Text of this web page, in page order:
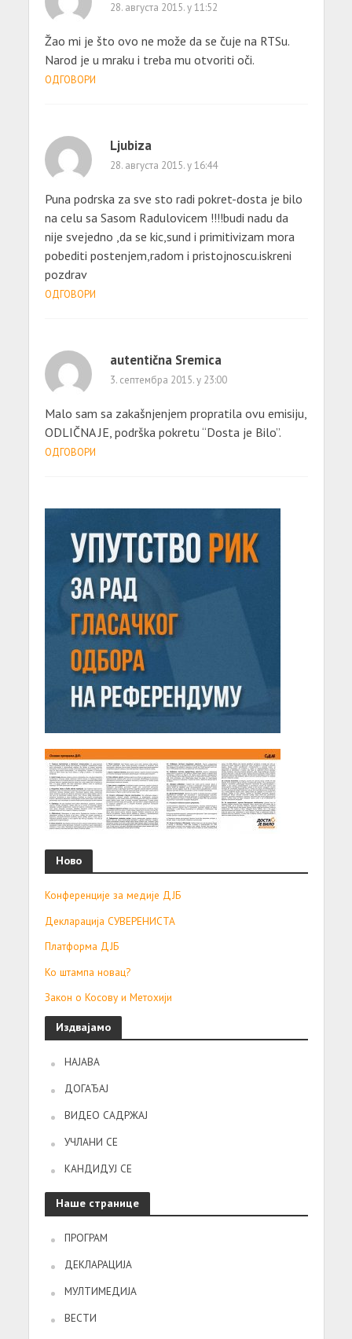
28. августа 2015. у 11:52
Žao mi je što ovo ne može da se čuje na RTSu.
Narod je u mraku i treba mu otvoriti oči.
ОДГОВОРИ
Ljubiza
28. августа 2015. у 16:44
Puna podrska za sve sto radi pokret-dosta je bilo
na celu sa Sasom Radulovicem !!!!budi nadu da
nije svejedno ,da se kic,sund i primitivizam mora
pobediti postenjem,radom i pristojnoscu.iskreni
pozdrav
ОДГОВОРИ
autentična Sremica
3. септембра 2015. у 23:00
Malo sam sa zakašnjenjem propratila ovu emisiju,
ODLIČNA JE, podrška pokretu “Dosta je Bilo”.
ОДГОВОРИ
Ново
Конференције за медије ДЈБ
Декларација СУВЕРЕНИСТА
Платформа ДЈБ
Ко штампа новац?
Закон о Косову и Метохији
Издвајамо
НАЈАВА
ДОГАЂАЈ
ВИДЕО САДРЖАЈ
УЧЛАНИ СЕ
КАНДИДУЈ СЕ
Наше странице
ПРОГРАМ
ДЕКЛАРАЦИЈА
МУЛТИМЕДИЈА
ВЕСТИ